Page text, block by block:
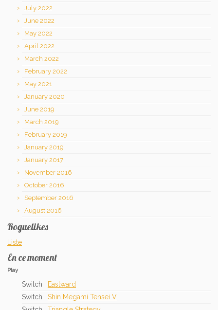
July 2022
June 2022
May 2022
April 2022
March 2022
February 2022
May 2021
January 2020
June 2019
March 2019
February 2019
January 2019
January 2017
November 2016
October 2016
September 2016
August 2016
Roguelikes
Liste
En ce moment
Play
Switch : Eastward
Switch : Shin Megami Tensei V